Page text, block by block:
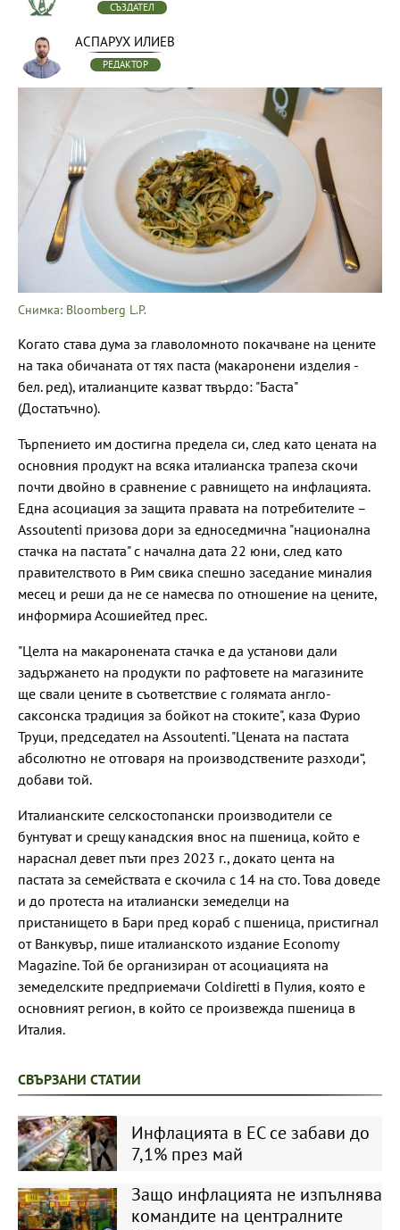
СЪЗДАТЕЛ
АСПАРУХ ИЛИЕВ
РЕДАКТОР
Снимка: Bloomberg L.P.
Когато става дума за главоломното покачване на цените
на така обичаната от тях паста (макаронени изделия -
бел. ред), италианците казват твърдо: "Баста"
(Достатъчно).
Търпението им достигна предела си, след като цената на
основния продукт на всяка италианска трапеза скочи
почти двойно в сравнение с равнището на инфлацията.
Една асоциация за защита правата на потребителите –
Assoutenti призова дори за едноседмична "национална
стачка на пастата" с начална дата 22 юни, след като
правителството в Рим свика спешно заседание миналия
месец и реши да не се намесва по отношение на цените,
информира Асошиейтед прес.
"Целта на макаронената стачка е да установи дали
задържането на продукти по рафтовете на магазините
ще свали цените в съответствие с голямата англо-
саксонска традиция за бойкот на стоките", каза Фурио
Труци, председател на Assoutenti. "Цената на пастата
абсолютно не отговаря на производствените разходи“,
добави той.
Италианските селскостопански производители се
бунтуват и срещу канадския внос на пшеница, който е
нараснал девет пъти през 2023 г., докато цента на
пастата за семействата е скочила с 14 на сто. Това доведе
и до протеста на италиански земеделци на
пристанището в Бари пред кораб с пшеница, пристигнал
от Ванкувър, пише италианското издание Economy
Magazine. Той бе организиран от асоциацията на
земеделските предприемачи Coldiretti в Пулия, която е
основният регион, в който се произвежда пшеница в
Италия.
СВЪРЗАНИ СТАТИИ
Инфлацията в ЕС се забави до
7,1% през май
Защо инфлацията не изпълнява
командите на централните